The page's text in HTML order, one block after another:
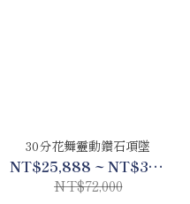
30分花舞靈動鑽石項墜
NT$25,888 ~ NT$35,888
NT$72,000